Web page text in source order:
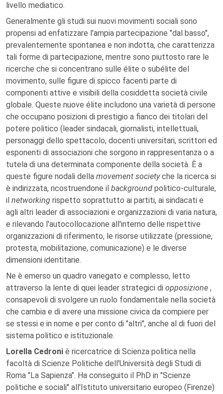
livello mediatico.
Generalmente gli studi sui nuovi movimenti sociali sono
propensi ad enfatizzare l'ampia partecipazione "dal basso",
prevalentemente spontanea e non indotta, che caratterizza
tali forme di partecipazione, mentre sono piuttosto rare le
ricerche che si concentrano sulle élite o subélite del
movimento, sulle figure di spicco facenti parte di
componenti attive e visibili della cosiddetta società civile
globale. Queste nuove élite includono una varietà di persone
che occupano posizioni di prestigio a fianco dei titolari del
potere politico (leader sindacali, giornalisti, intellettuali,
personaggi dello spettacolo, docenti universitari, scrittori ed
esponenti di associazioni che sorgono in rappresentanza o a
tutela di una determinata componente della società. È a
queste figure nodali della movement societyche la ricerca si
è indirizzata, ricostruendone il background politico-culturale,
il networking rispetto soprattutto ai partiti, ai sindacati e
agli altri leader di associazioni e organizzazioni di varia natura,
e rilevando l'autocollocazione all'interno delle rispettive
organizzazioni di riferimento, le risorse utilizzate (pressione,
protesta, mobilitazione, comunicazione) e le diverse
dimensioni identitarie.
Ne è emerso un quadro variegato e complesso, letto
attraverso la lente di quei leader strategici di opposizione ,
consapevoli di svolgere un ruolo fondamentale nella società
che cambia e di avere una missione civica da compiere per
se stessi e in nome e per conto di "altri", anche al di fuori del
sistema politico e istituzionale.
Lorella Cedroni è ricercatrice di Scienza politica nella
facoltà di Scienze Politiche dell'Università degli Studi di
Roma "La Sapienza". Ha conseguito il PhD in "Scienze
politiche e sociali" all'Istituto universitario europeo (Firenze)